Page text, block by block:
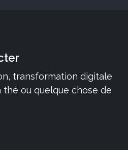
transformation digitale
thé ou quelque chose de